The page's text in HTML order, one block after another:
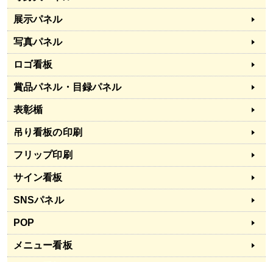
展示パネル
写真パネル
ロゴ看板
賞品パネル・目録パネル
表彰楯
吊り看板の印刷
フリップ印刷
サイン看板
SNSパネル
POP
メニュー看板